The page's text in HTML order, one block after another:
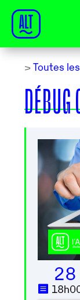
> Toutes